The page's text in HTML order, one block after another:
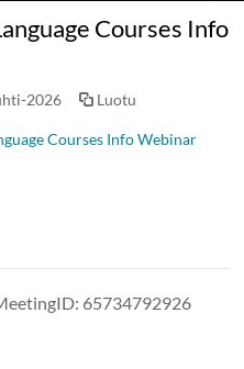
Courses Info
2026 Luotu
Courses Info Webinar
65734792926